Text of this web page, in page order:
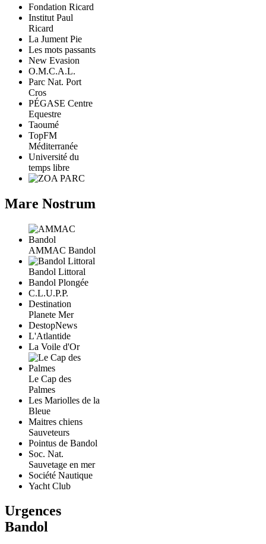
Fondation Ricard
Institut Paul
Ricard
La Jument Pie
Les mots passants
New Evasion
O.M.C.A.L.
Parc Nat. Port
Cros
PÉGASE Centre
Equestre
Taoumé
TopFM
Méditerranée
Université du
temps libre
Mare Nostrum
AMMAC Bandol
Bandol Littoral
Bandol Plongée
C.L.U.P.P.
Destination
Planete Mer
DestopNews
L'Atlantide
La Voile d'Or
Le Cap des
Palmes
Les Mariolles de la
Bleue
Maitres chiens
Sauveteurs
Pointus de Bandol
Soc. Nat.
Sauvetage en mer
Société Nautique
Yacht Club
Urgences
Bandol